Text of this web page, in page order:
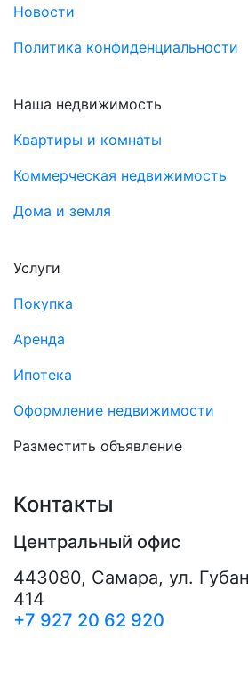
Новости
Политика конфиденциальности
Наша недвижимость
Квартиры и комнаты
Коммерческая недвижимость
Дома и земля
Услуги
Покупка
Аренда
Ипотека
Оформление недвижимости
Разместить объявление
Контакты
Центральный офис
443080, Самара, ул.
414
+7 927 20 62 920